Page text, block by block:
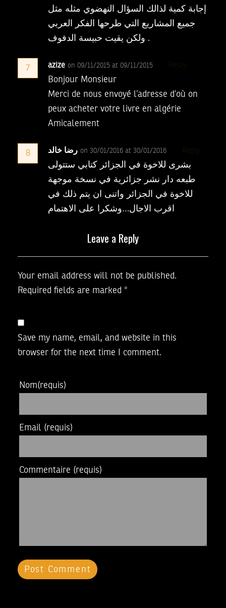
إجابة كمية لذالك السؤال النهضوي مثله مثل
جميع المشاريع التي طرحها الفكر العربي
ولكن يقيت حبيسة الدفوف .
7 azize on 09/11/2015 at 09/11/2015
Bonjour Monsieur
Merci de nous envoyé l’adresse d’où on
peux acheter votre livre en algérie
Amicalement
8 رضا خالد on 30/01/2016 at 30/01/2016
بشرى للاخوة في الجزائر كتابي ستتولى
طبعه دار نشر جزائرية في نسخة موجهة
للاخوة في الجزائر واتنى ان يتم ذلك في
اقرب الاجال…وشكرا على الاهتمام
Leave a Reply
Your email address will not be published.
Required fields are marked *
Save my name, email, and website in this
browser for the next time I comment.
Nom(requis)
Email (requis)
Commentaire (requis)